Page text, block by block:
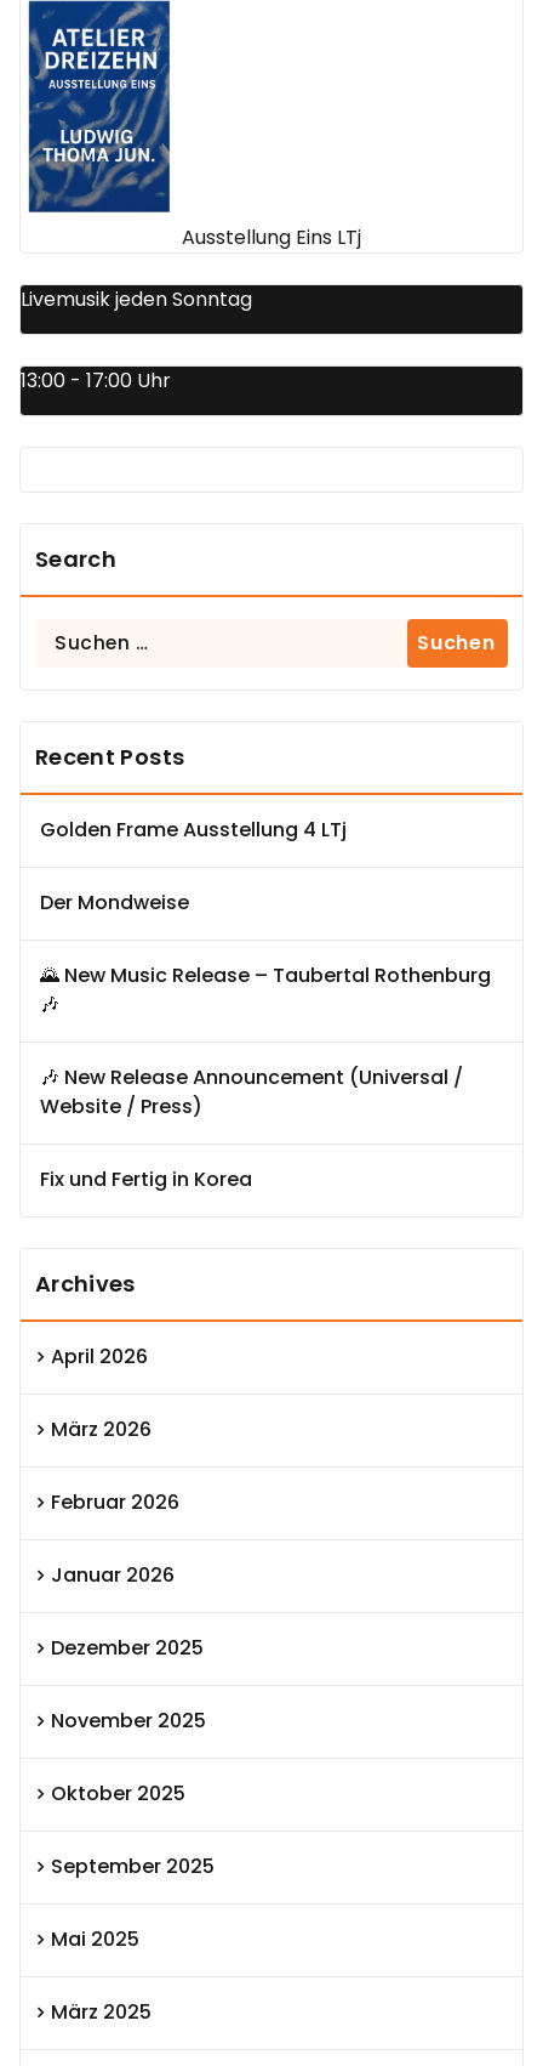
Ausstellung Eins LTj
Livemusik jeden Sonntag
13:00 - 17:00 Uhr
Search
Suchen
Recent Posts
Golden Frame Ausstellung 4 LTj
Der Mondweise
🌄 New Music Release – Taubertal Rothenburg
🎶
🎶 New Release Announcement (Universal /
Website / Press)
Fix und Fertig in Korea
Archives
April 2026
März 2026
Februar 2026
Januar 2026
Dezember 2025
November 2025
Oktober 2025
September 2025
Mai 2025
März 2025